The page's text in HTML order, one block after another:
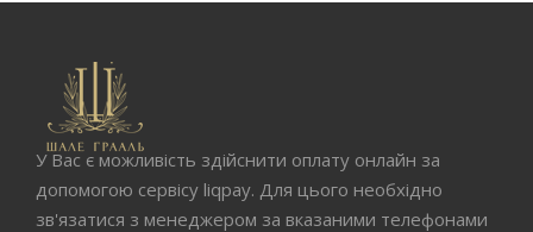
У Вас є можливість здійснити оплату онлайн за
допомогою сервісу liqpay. Для цього необхідно
зв'язатися з менеджером за вказаними телефонами